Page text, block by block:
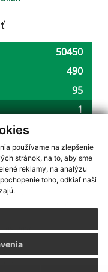
používame na zlepšenie
stránok, na to, aby sme
reklamy, na analýzu
toho, odkiaľ naši
s využitím RSS
Mapa stránok,web portál
,registrácia domény
prístupnosti